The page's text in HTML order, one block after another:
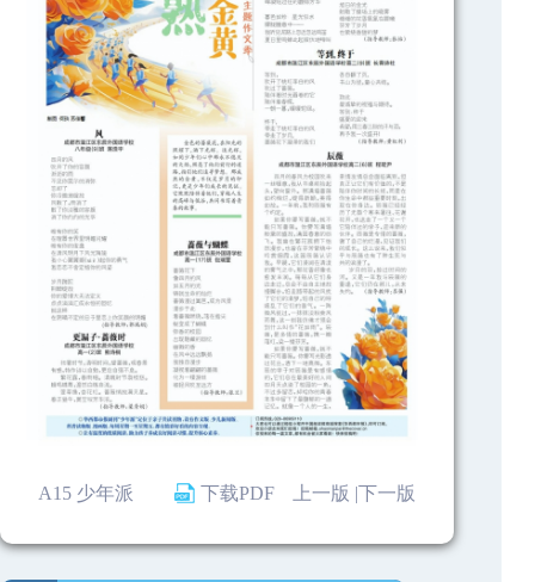
A15 少年派 下载PDF 下一版
上一版 |